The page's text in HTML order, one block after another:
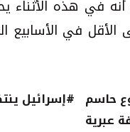
في هذه
في الأسابيع
حاسم #إسرائيل
عبرية